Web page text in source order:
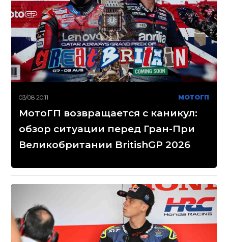
03/08 20:11 МОТОГП
МотоГП возвращается с каникул:
обзор ситуации перед Гран-При
Великобритании BritishGP 2026